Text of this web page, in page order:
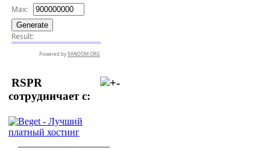
RSPR
сотрудничает с: